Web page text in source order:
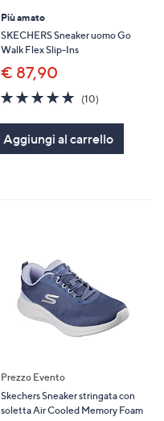
Più amato
SKECHERS Sneaker uomo Go
Walk Flex Slip-Ins
€ 87,90
4.9
of
5
Stars
(10)
Aggiungi al carrello
Prezzo Evento
Skechers Sneaker stringata con
soletta Air Cooled Memory Foam